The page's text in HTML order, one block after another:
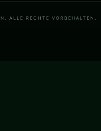
RECHTE VORBEHALTEN.